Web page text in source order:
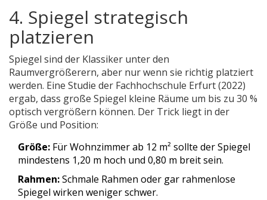
4. Spiegel strategisch
platzieren
Spiegel sind der Klassiker unter den
Raumvergrößerern, aber nur wenn sie richtig platziert
werden. Eine Studie der Fachhochschule Erfurt (2022)
ergab, dass große Spiegel kleine Räume um bis zu 30 %
optisch vergrößern können. Der Trick liegt in der
Größe und Position:
Größe: Für Wohnzimmer ab 12 m² sollte der Spiegel
mindestens 1,20 m hoch und 0,80 m breit sein.
Rahmen:Schmale Rahmen oder gar rahmenlose
Spiegel wirken weniger schwer.